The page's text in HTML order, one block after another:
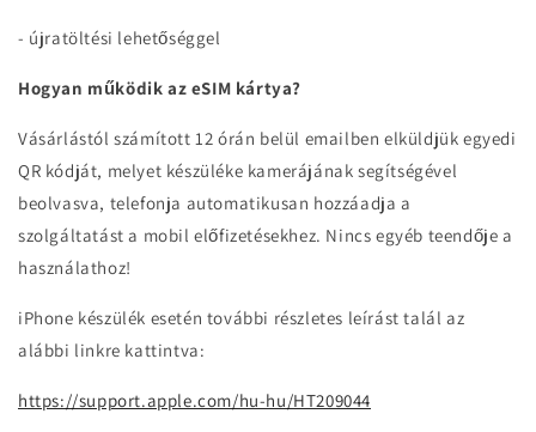
- újratöltési lehetőséggel
Hogyan működik az eSIM kártya?
Vásárlástól számított 12 órán belül emailben elküldjük egyedi
QR kódját, melyet készüléke kamerájának segítségével
beolvasva, telefonja automatikusan hozzáadja a
szolgáltatást a mobil előfizetésekhez. Nincs egyéb teendője a
használathoz!
iPhone készülék esetén további részletes leírást talál az
alábbi linkre kattintva:
https://support.apple.com/hu-hu/HT209044